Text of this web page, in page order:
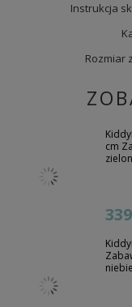
Instrukcja
Rozmiar
cm